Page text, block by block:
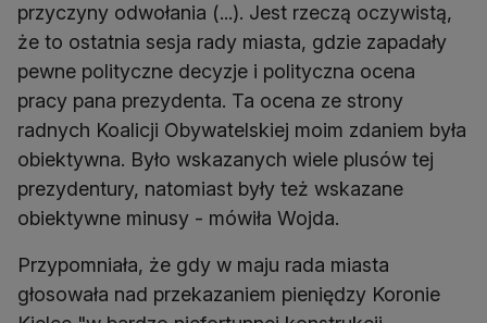
przyczyny odwołania (...). Jest rzeczą oczywistą,
że to ostatnia sesja rady miasta, gdzie zapadały
pewne polityczne decyzje i polityczna ocena
pracy pana prezydenta. Ta ocena ze strony
radnych Koalicji Obywatelskiej moim zdaniem była
obiektywna. Było wskazanych wiele plusów tej
prezydentury, natomiast były też wskazane
obiektywne minusy - mówiła Wojda.
Przypomniała, że gdy w maju rada miasta
głosowała nad przekazaniem pieniędzy Koronie